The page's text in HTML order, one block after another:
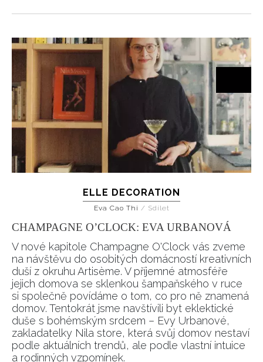
ELLE DECORATION
Eva Cao Thi / Sdílet
CHAMPAGNE O’CLOCK: EVA URBANOVÁ
V nové kapitole Champagne O'Clock vás zveme
na návštěvu do osobitých domácností kreativních
duší z okruhu Artisème. V příjemné atmosféře
jejich domova se sklenkou šampaňského v ruce
si společně povídáme o tom, co pro ně znamená
domov. Tentokrát jsme navštívili byt eklektické
duše s bohémským srdcem – Evy Urbanové,
zakladatelky Nila store, která svůj domov nestaví
podle aktuálních trendů, ale podle vlastní intuice
a rodinných vzpomínek.